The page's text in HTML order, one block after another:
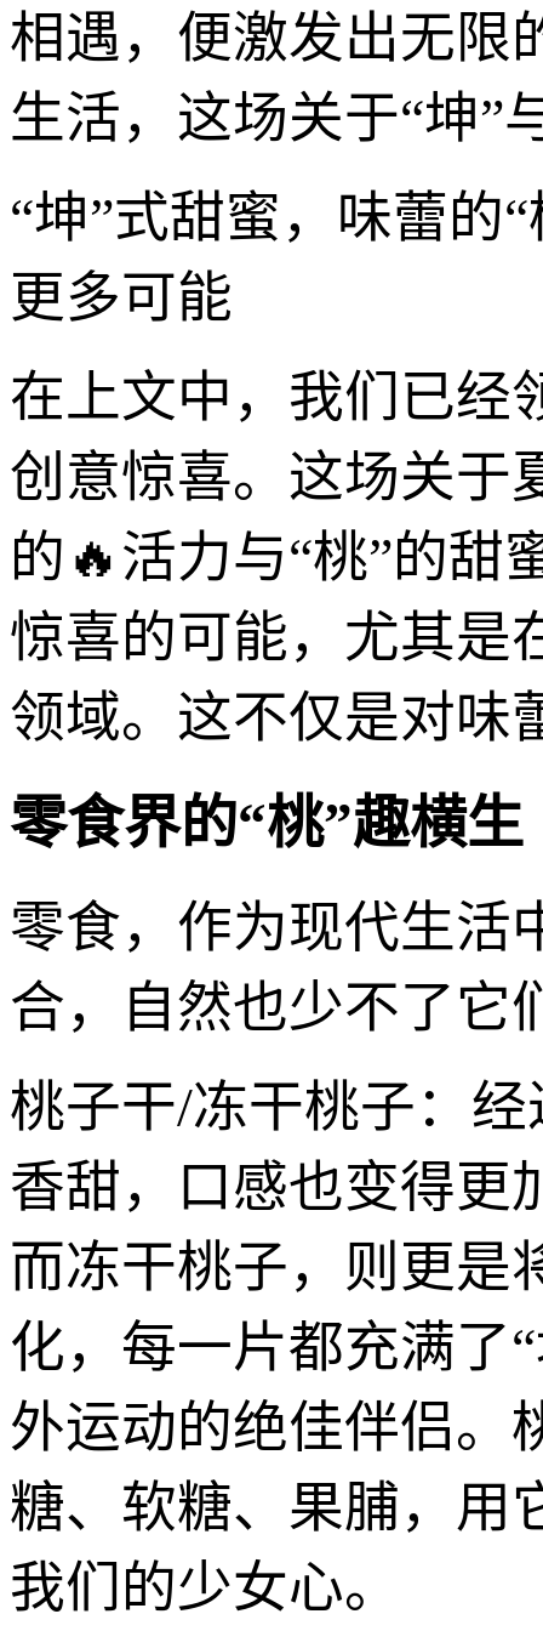
相遇，便激发出无限
生活，这场关于“坤”
“坤”式甜蜜，味蕾的
更多可能
在上文中，我们已经
创意惊喜。这场关于
的🔥活力与“桃”的甜
惊喜的可能，尤其是
领域。这不仅是对味
零食界的“桃”趣横生
零食，作为现代生活
合，自然也少不了它
桃子干/冻干桃子：
香甜，口感也变得更
而冻干桃子，则更是
化，每一片都充满了
外运动的绝佳伴侣。
糖、软糖、果脯，用
我们的少女心。